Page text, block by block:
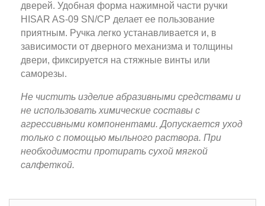
дверей. Удобная форма нажимной части ручки
HISAR AS-09 SN/CP делает ее пользование
приятным. Ручка легко устанавливается и, в
зависимости от дверного механизма и толщины
двери, фиксируется на стяжные винты или
саморезы.
Не чистить изделие абразивными средствами и
не использовать химические составы с
агрессивными компонентами. Допускается уход
только с помощью мыльного раствора. При
необходимости протирать сухой мягкой
салфеткой.